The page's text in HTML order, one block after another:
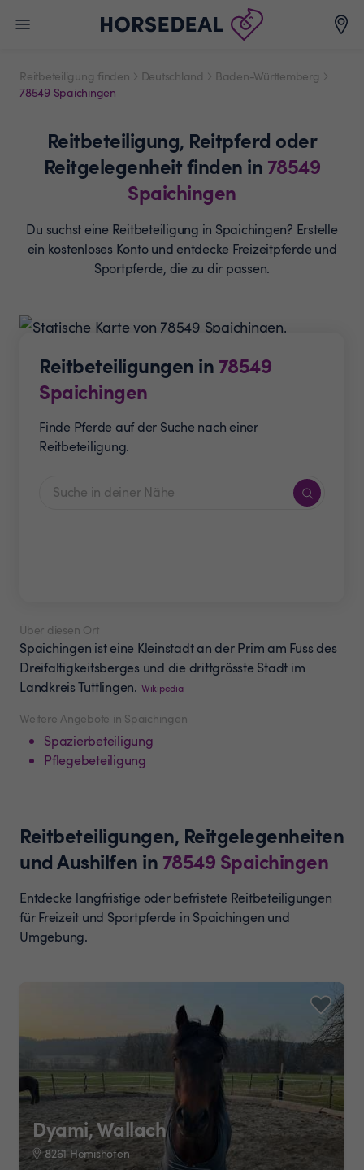
Reitbeteiligung finden Deutschland
Baden-Württemberg
78549 Spaichingen
Reitbeteiligung, Reitpferd oder
Reitgelegenheitfinden in 78549
Spaichingen
Du suchst eine Reitbeteiligung in Spaichingen? Erstelle
ein kostenloses Konto und entdecke Freizeitpferde und
Sportpferde, die zu dir passen.
Reitbeteiligungen in 78549
Spaichingen
Finde Pferde auf der Suche nach einer
Reitbeteiligung.
Weitere Angebote in Spaichingen
Spazierbeteiligung
Pflegebeteiligung
Über diesen Ort
Spaichingen ist eine Kleinstadt an der Prim am Fuss des
Dreifaltigkeitsberges und die drittgrösste Stadt im
Landkreis Tuttlingen. Wikipedia
Reitbeteiligungen, Reitgelegenheiten
und Aushilfen in 78549 Spaichingen
Entdecke langfristige oder befristete Reitbeteiligungen
für Freizeit und Sportpferde in Spaichingen und
Umgebung.
Dyami, Wallach
8261 Hemishofen